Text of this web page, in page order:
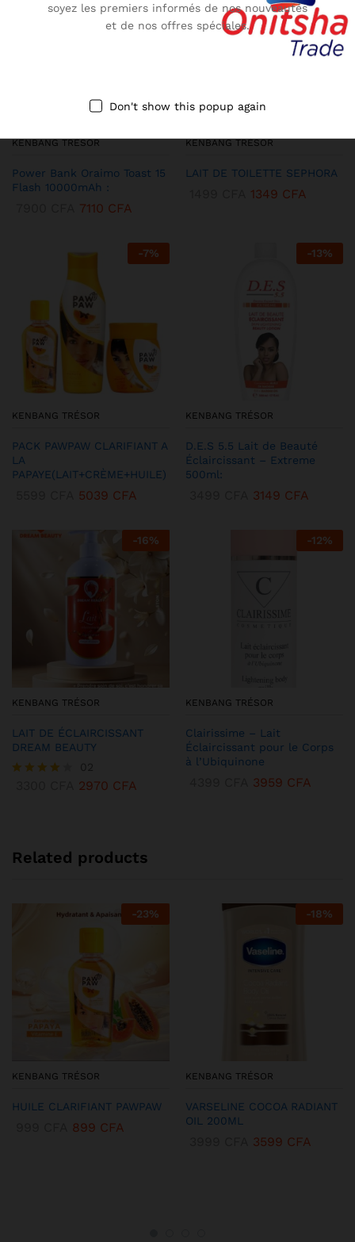
KENBANG TRÉSOR
Power Bank Oraimo Toast 15
Flash 10000mAh :
7110 CFA
KENBANG TRÉSOR
LAIT DE TOILETTE SEPHORA
1349 CFA
-7%
KENBANG TRÉSOR
PACK PAWPAW CLARIFIANT A
LA
PAPAYE(LAIT+CRÈME+HUILE)
5039 CFA
-13%
KENBANG TRÉSOR
D.E.S 5.5 Lait de Beauté
Éclaircissant – Extreme
500ml:
3149 CFA
-16%
KENBANG TRÉSOR
LAIT DE ÉCLAIRCISSANT
DREAM BEAUTY
2970 CFA
-12%
KENBANG TRÉSOR
Clairissime – Lait
Éclaircissant pour le Corps
à l’Ubiquinone
3959 CFA
Related products
-23%
KENBANG TRÉSOR
HUILE CLARIFIANT PAWPAW
899 CFA
-18%
KENBANG TRÉSOR
VARSELINE COCOA RADIANT
OIL 200ML
3599 CFA
soyez les premiers informés de nos nouveautés
et de nos offres spéciales.
Don't show this popup again